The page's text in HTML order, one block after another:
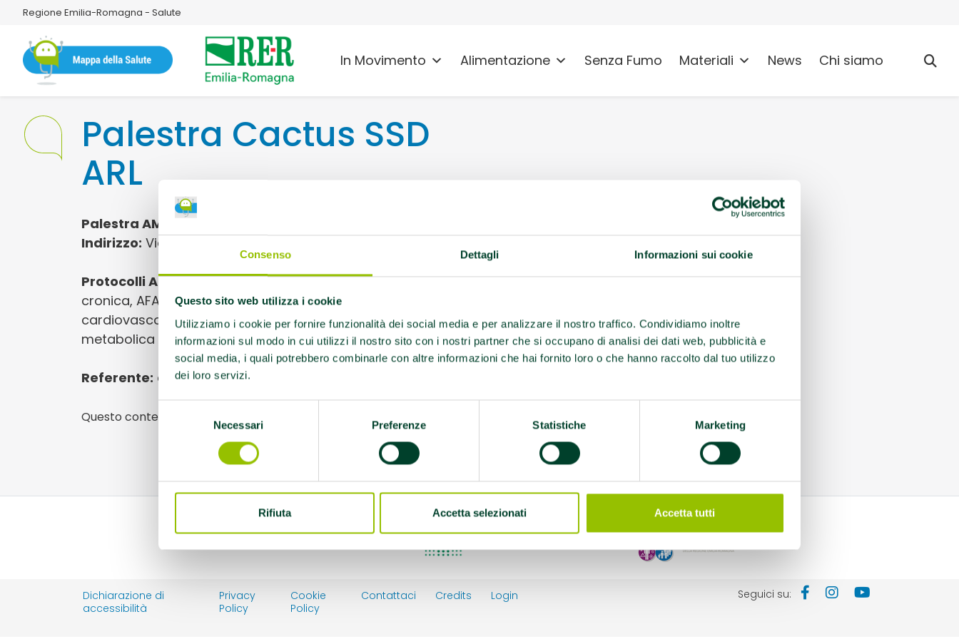
Consenso Dettagli Informazioni sui cookie
Questo sito web utilizza i cookie
Utilizziamo i cookie per fornire funzionalità dei social media e per analizzare il nostro traffico. Condividiamo inoltre
informazioni sul modo in cui utilizzi il nostro sito con i nostri partner che si occupano di analisi dei dati web, pubblicità e
social media, i quali potrebbero combinarle con altre informazioni che hai fornito loro o che hanno raccolto dal tuo utilizzo
dei loro servizi.
Necessari Preferenze Statistiche Marketing
Rifiuta Accetta selezionati Accetta tutti
Regione Emilia-Romagna - Salute
In Movimento Alimentazione Senza Fumo Materiali News Chi siamo
Palestra Cactus SSD
ARL
Palestra AMA
Indirizzo: Via Augusto Forti,25/i 44027 Migliarino
Protocolli AMA:AFA Artrosi della spalla, AFA Lombalgia
cronica, AFA Parkinson, EFA Cardiopatie / Malattie
cardiovascolari, EFA Diabete tipo 2 ed EFA sindrome
metabolica
Referente: cactus.ssdarl@gmail.com
Questo contenuto si trova in Palestre che promuovono la salute
Dichiarazione di
accessibilità
Privacy
Policy
Cookie
Policy
Contattaci Credits Login Seguici su: